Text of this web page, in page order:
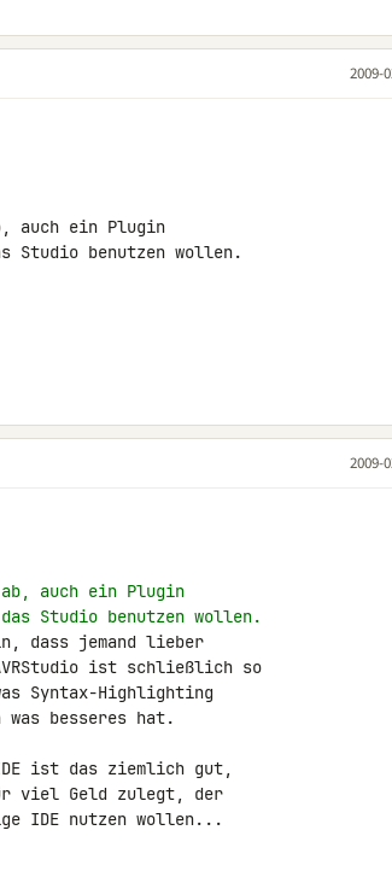
2009-
auch ein Plugin
benutzen wollen.
2009-
auch ein Plugin
Studio benutzen wollen.
dass jemand lieber
ist schließlich so
Syntax-Highlighting
was besseres hat.
ist das ziemlich gut,
viel Geld zulegt, der
IDE nutzen wollen...